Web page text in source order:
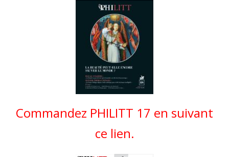
Commandez PHILITT 17 en suivant
ce lien.